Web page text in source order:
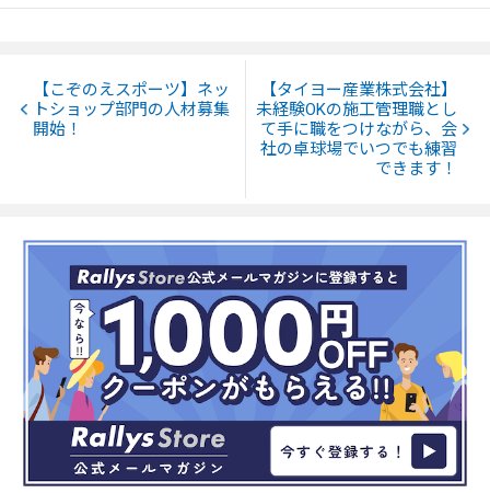
【こぞのえスポーツ】ネッ
トショップ部門の⼈材募集
開始！
【タイヨー産業株式会社】
未経験OKの施工管理職とし
て手に職をつけながら、会
社の卓球場でいつでも練習
できます！